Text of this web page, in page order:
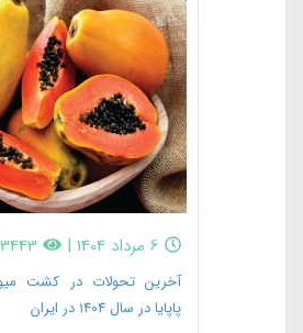
6 مرداد 1404 |
آخرین تحولات در کشت
پاپایا در سال 1404 در ایران